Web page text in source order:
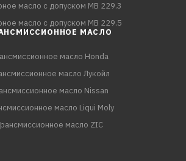
масло с допуском MB 229.3
масло с допуском MB 229.5
МАСЛО
масло Honda
масло Лукойл
масло Nissan
масло Liqui Moly
масло ZIC